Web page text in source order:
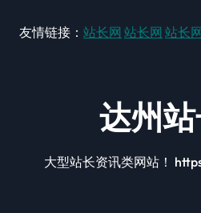
友情链接： 站长网 站长网 站长
达州
大型站长资讯类网站！